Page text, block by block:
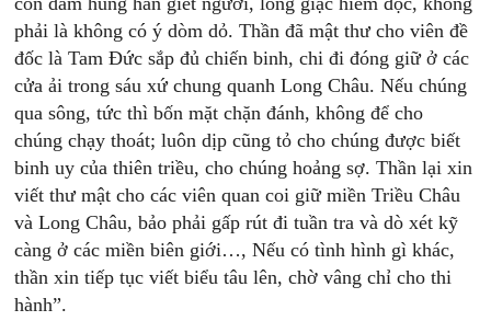
phải là không có ý dòm dỏ. Thần đã mật thư cho viên đề
đốc là Tam Đức sắp đủ chiến binh, chi đi đóng giữ ở các
cửa ải trong sáu xứ chung quanh Long Châu. Nếu chúng
qua sông, tức thì bốn mặt chặn đánh, không để cho
chúng chạy thoát; luôn dịp cũng tỏ cho chúng được biết
binh uy của thiên triều, cho chúng hoảng sợ. Thần lại xin
viết thư mật cho các viên quan coi giữ miền Triều Châu
và Long Châu, bảo phải gấp rút đi tuần tra và dò xét kỹ
càng ở các miền biên giới…, Nếu có tình hình gì khác,
thần xin tiếp tục viết biểu tâu lên, chờ vâng chỉ cho thi
hành”.